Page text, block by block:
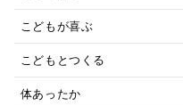
こどもが喜ぶ
こどもとつくる
体あったか